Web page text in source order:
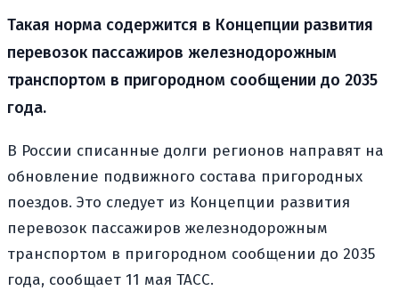
Такая норма содержится в Концепции развития
перевозок пассажиров железнодорожным
транспортом в пригородном сообщении до 2035
года.
В России списанные долги регионов направят на
обновление подвижного состава пригородных
поездов. Это следует из Концепции развития
перевозок пассажиров железнодорожным
транспортом в пригородном сообщении до 2035
года, сообщает 11 мая ТАСС.